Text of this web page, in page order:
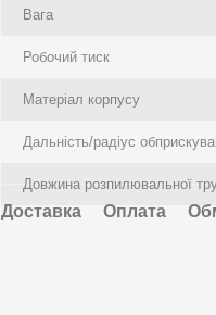
Вага
Робочий тиск
Матеріал корпусу
Дальність/радіус
Довжина розпилювальної
Доставка Оплата